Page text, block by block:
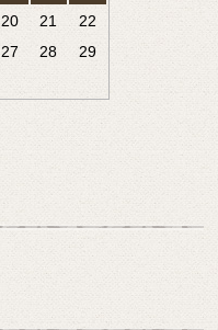
20 21
22
27 28
29